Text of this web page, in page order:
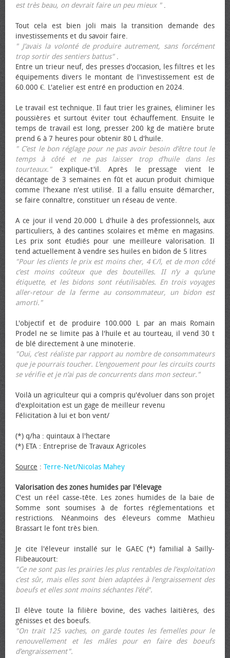
est très beau, on devrait faire un peu mieux ".
Tout cela est bien joli mais la transition demande des
investissements et du savoir faire.
" J’avais la volonté de produire autrement, sans forcément
trop sortir des sentiers battus".
Entre un trieur neuf, des presses d'occasion, les filtres et les
équipements divers le montant de l'investissement est de
60.000 €. L'atelier est entré en production en 2024.
Le travail est technique. Il faut trier les graines, éliminer les
poussières et surtout éviter tout échauffement. Ensuite le
temps de travail est long, presser 200 kg de matière brute
prend 6 à 7 heures pour obtenir 80 L d'huile.
" C’est le bon réglage pour ne pas avoir besoin d’être tout le
temps à côté et ne pas laisser trop d’huile dans les
tourteaux."explique-t'il. Après le pressage vient le
décantage de 3 semaines en fût et aucun produit chimique
comme l'hexane n'est utilisé. Il a fallu ensuite démarcher,
se faire connaître, constituer un réseau de vente.
A ce jour il vend 20.000 L d'huile à des professionnels, aux
particuliers, à des cantines scolaires et même en magasins.
Les prix sont étudiés pour une meilleure valorisation. Il
tend actuellement à vendre ses huiles en bidon de 5 litres
"Pour les clients le prix est moins cher, 4 €/l, et de mon côté
c’est moins coûteux que des bouteilles. II n’y a qu’une
étiquette, et les bidons sont réutilisables. En trois voyages
aller-retour de la ferme au consommateur, un bidon est
amorti."
L'objectif et de produire 100.000 L par an mais Romain
Prodel ne se limite pas à l'huile et au tourteau, il vend 30 t
de blé directement à une minoterie.
"Oui, c’est réaliste par rapport au nombre de consommateurs
que je pourrais toucher. L’engouement pour les circuits courts
se vérifie et je n’ai pas de concurrents dans mon secteur."
Voilà un agriculteur qui a compris qu'évoluer dans son projet
d'exploitation est un gage de meilleur revenu
Félicitation à lui et bon vent/
(*) q/ha : quintaux à l'hectare
(*) ETA : Entreprise de Travaux Agricoles
Source : Terre-Net/Nicolas Mahey
Valorisation des zones humides par l'élevage
C'est un réel casse-tête. Les zones humides de la baie de
Somme sont soumises à de fortes réglementations et
restrictions. Néanmoins des éleveurs comme Mathieu
Brassart le font très bien.
Je cite l'éleveur installé sur le GAEC (*) familial à Sailly-
Flibeaucourt:
"Ce ne sont pas les prairies les plus rentables de l’exploitation
c’est sûr, mais elles sont bien adaptées à l’engraissement des
bœufs et elles sont moins séchantes l’été".
Il élève toute la filière bovine, des vaches laitières, des
génisses et des bœufs.
"On trait 125 vaches, on garde toutes les femelles pour le
renouvellement et les mâles pour en faire des bœufs
d’engraissement".